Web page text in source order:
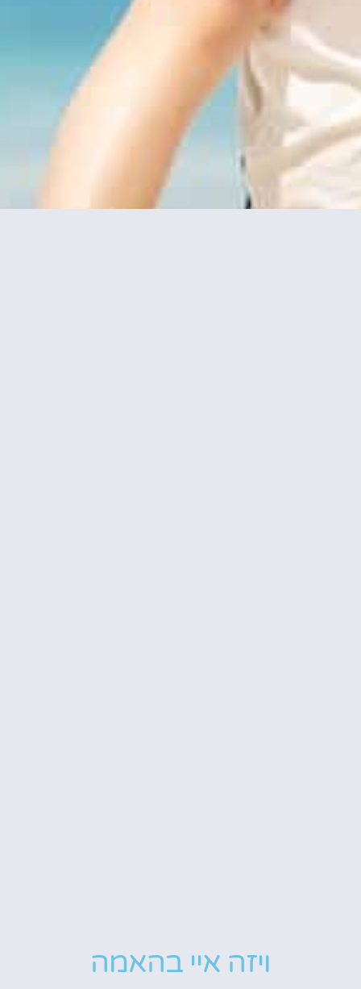
ויזה איי בהאמה